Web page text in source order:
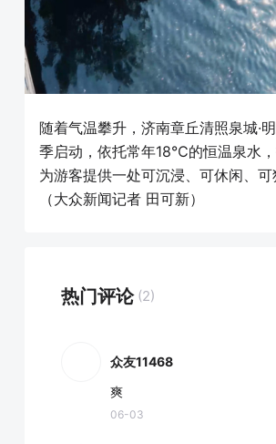
随着气温攀升，济南章丘清照泉城·
季启动，依托常年18℃的恒温泉水
为游客提供一处可沉浸、可休闲、
（大众新闻记者 田可新）
热门评论 (2)
众友11468
爽
06-03